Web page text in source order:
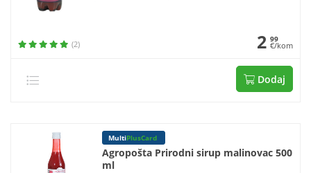
(2) 2 99
€/kom
Dodaj
MultiPlusCard
Agropošta Prirodni sirup malinovac 500
ml